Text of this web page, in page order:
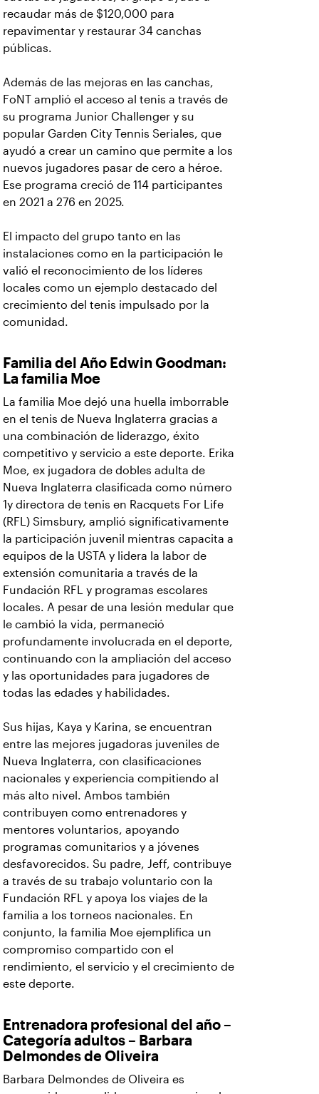
recaudar más de $120,000 para
repavimentar y restaurar 34 canchas
públicas.
Además de las mejoras en las canchas,
FoNT amplió el acceso al tenis a través de
su programa Junior Challenger y su
popular Garden City Tennis Seriales, que
ayudó a crear un camino que permite a los
nuevos jugadores pasar de cero a héroe.
Ese programa creció de 114 participantes
en 2021 a 276 en 2025.
El impacto del grupo tanto en las
instalaciones como en la participación le
valió el reconocimiento de los líderes
locales como un ejemplo destacado del
crecimiento del tenis impulsado por la
comunidad.
Familia del Año Edwin Goodman:
La familia Moe
La familia Moe dejó una huella imborrable
en el tenis de Nueva Inglaterra gracias a
una combinación de liderazgo, éxito
competitivo y servicio a este deporte. Erika
Moe, ex jugadora de dobles adulta de
Nueva Inglaterra clasificada como número
1y directora de tenis en Racquets For Life
(RFL) Simsbury, amplió significativamente
la participación juvenil mientras capacita a
equipos de la USTA y lidera la labor de
extensión comunitaria a través de la
Fundación RFL y programas escolares
locales. A pesar de una lesión medular que
le cambió la vida, permaneció
profundamente involucrada en el deporte,
continuando con la ampliación del acceso
y las oportunidades para jugadores de
todas las edades y habilidades.
Sus hijas, Kaya y Karina, se encuentran
entre las mejores jugadoras juveniles de
Nueva Inglaterra, con clasificaciones
nacionales y experiencia compitiendo al
más alto nivel. Ambos también
contribuyen como entrenadores y
mentores voluntarios, apoyando
programas comunitarios y a jóvenes
desfavorecidos. Su padre, Jeff, contribuye
a través de su trabajo voluntario con la
Fundación RFL y apoya los viajes de la
familia a los torneos nacionales. En
conjunto, la familia Moe ejemplifica un
compromiso compartido con el
rendimiento, el servicio y el crecimiento de
este deporte.
Entrenadora profesional del año –
Categoría adultos – Barbara
Delmondes de Oliveira
Barbara Delmondes de Oliveira es